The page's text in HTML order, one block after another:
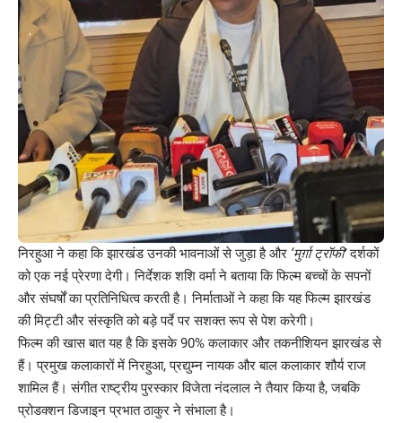
निरहुआ ने कहा कि झारखंड उनकी भावनाओं से जुड़ा है और ‘मुर्ग़ा ट्रॉफी’दर्शकों
को एक नई प्रेरणा देगी। निर्देशक शशि वर्मा ने बताया कि फिल्म बच्चों के सपनों
और संघर्षों का प्रतिनिधित्व करती है। निर्माताओं ने कहा कि यह फिल्म झारखंड
की मिट्टी और संस्कृति को बड़े पर्दे पर सशक्त रूप से पेश करेगी।
फिल्म की खास बात यह है कि इसके 90% कलाकार और तकनीशियन झारखंड से
हैं। प्रमुख कलाकारों में निरहुआ, प्रद्युम्न नायक और बाल कलाकार शौर्य राज
शामिल हैं। संगीत राष्ट्रीय पुरस्कार विजेता नंदलाल ने तैयार किया है, जबकि
प्रोडक्शन डिजाइन प्रभात ठाकुर ने संभाला है।